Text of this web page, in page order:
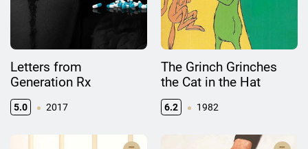
Letters from
Generation Rx
5.0 2017
The Grinch Grinches
the Cat in the Hat
6.2 1982